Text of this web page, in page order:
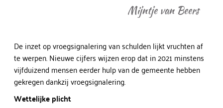
De inzet op vroegsignalering van schulden lijkt vruchten af
te werpen. Nieuwe cijfers wijzen erop dat in 2021 minstens
vijfduizend mensen eerder hulp van de gemeente hebben
gekregen dankzij vroegsignalering.
Wettelijke plicht
Mijntje van Beers